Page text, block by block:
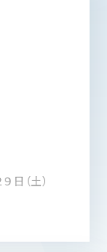
ード
日（土）